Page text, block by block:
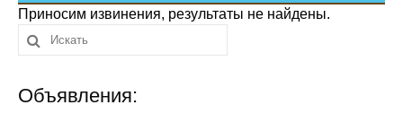
Сотрудники
Отчетность
Противодействие коррупции
Приносим извинения, результаты не найдены.
Объявления: